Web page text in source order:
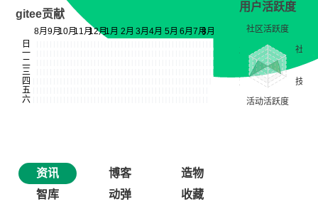
gitee贡献
用户活跃度
资讯 博客
造物
智库
动弹
收藏